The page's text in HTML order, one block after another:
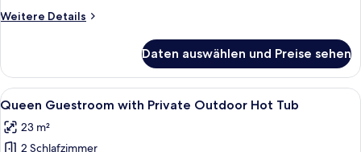
anzeigen
Weitere Details
Weitere
Two-
Bedroom
Duplex
Pool and
Hydromassage
Daten auswählen und Preise sehen
Alle
Fotos
für
Ein Schlafzimmer mit Steinswand,
8
Queen Guestroom with Private Outdoor Hot Tub
23 m²
2 Schlafzimmer